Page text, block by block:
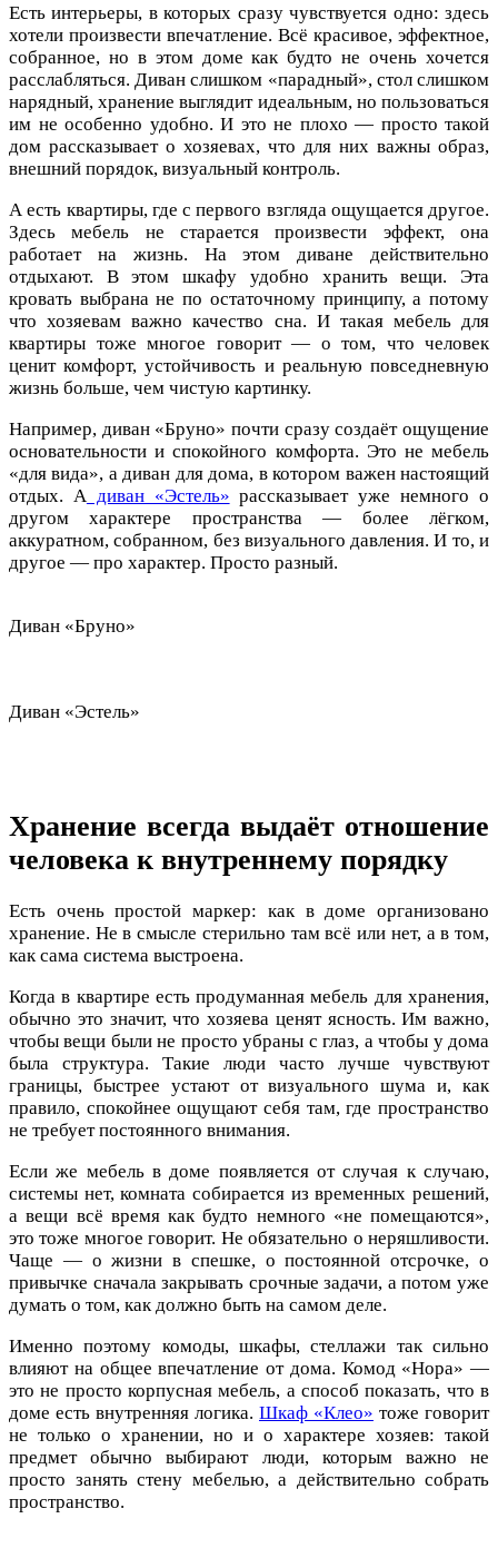
Есть интерьеры, в которых сразу чувствуется одно: здесь
хотели произвести впечатление. Всё красивое, эффектное,
собранное, но в этом доме как будто не очень хочется
расслабляться. Диван слишком «парадный», стол слишком
нарядный, хранение выглядит идеальным, но пользоваться
им не особенно удобно. И это не плохо — просто такой
дом рассказывает о хозяевах, что для них важны образ,
внешний порядок, визуальный контроль.
А есть квартиры, где с первого взгляда ощущается другое.
Здесь мебель не старается произвести эффект, она
работает на жизнь. На этом диване действительно
отдыхают. В этом шкафу удобно хранить вещи. Эта
кровать выбрана не по остаточному принципу, а потому
что хозяевам важно качество сна. И такая мебель для
квартиры тоже многое говорит — о том, что человек
ценит комфорт, устойчивость и реальную повседневную
жизнь больше, чем чистую картинку.
Например, диван «Бруно» почти сразу создаёт ощущение
основательности и спокойного комфорта. Это не мебель
«для вида», а диван для дома, в котором важен настоящий
отдых. А диван «Эстель» рассказывает уже немного о
другом характере пространства — более лёгком,
аккуратном, собранном, без визуального давления. И то, и
другое — про характер. Просто разный.
Диван «Бруно»
Диван «Эстель»
Хранение всегда выдаёт отношение
человека к внутреннему порядку
Есть очень простой маркер: как в доме организовано
хранение. Не в смысле стерильно там всё или нет, а в том,
как сама система выстроена.
Когда в квартире есть продуманная мебель для хранения,
обычно это значит, что хозяева ценят ясность. Им важно,
чтобы вещи были не просто убраны с глаз, а чтобы у дома
была структура. Такие люди часто лучше чувствуют
границы, быстрее устают от визуального шума и, как
правило, спокойнее ощущают себя там, где пространство
не требует постоянного внимания.
Если же мебель в доме появляется от случая к случаю,
системы нет, комната собирается из временных решений,
а вещи всё время как будто немного «не помещаются»,
это тоже многое говорит. Не обязательно о неряшливости.
Чаще — о жизни в спешке, о постоянной отсрочке, о
привычке сначала закрывать срочные задачи, а потом уже
думать о том, как должно быть на самом деле.
Именно поэтому комоды, шкафы, стеллажи так сильно
влияют на общее впечатление от дома. Комод «Нора» —
это не просто корпусная мебель, а способ показать, что в
доме есть внутренняя логика. Шкаф «Клео» тоже говорит
не только о хранении, но и о характере хозяев: такой
предмет обычно выбирают люди, которым важно не
просто занять стену мебелью, а действительно собрать
пространство.